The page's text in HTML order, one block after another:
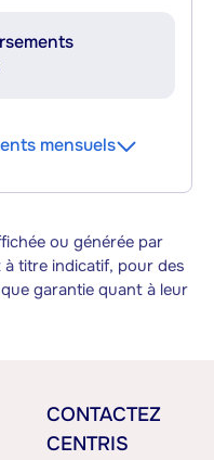
mensuels
ou générée par
titre indicatif, pour des
garantie quant à leur
CONTACTEZ
CENTRIS